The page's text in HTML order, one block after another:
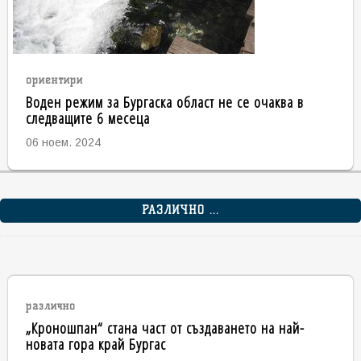
ориентири
Воден режим за Бургаска област не се очаква в
следващите 6 месеца
06 ноем. 2024
РАЗЛИЧНО ...
различно
„Кроношпан“ стана част от създаването на най-
новата гора край Бургас